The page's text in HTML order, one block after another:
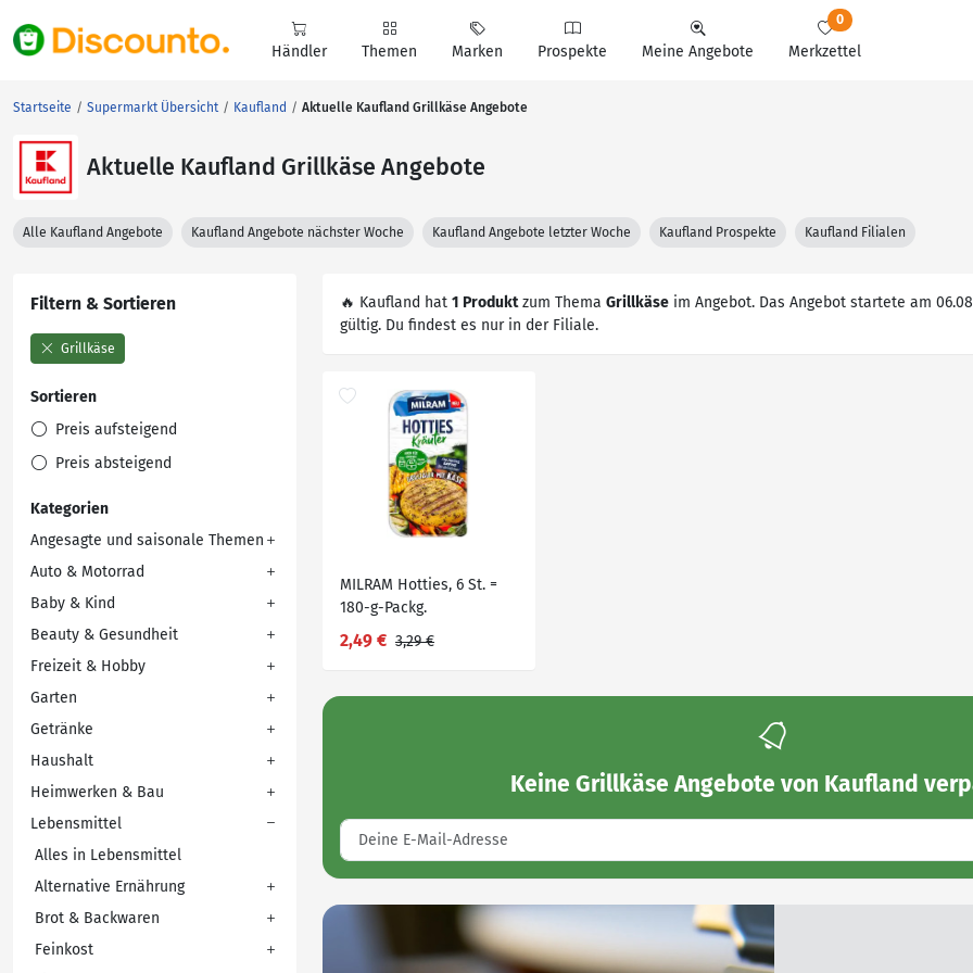
Händler Themen Marken Prospekte Meine Angebote Merkzettel
0
Startseite Supermarkt Übersicht Kaufland Aktuelle Kaufland Grillkäse Angebote
Aktuelle Kaufland Grillkäse Angebote
Alle Kaufland Angebote Kaufland Angebote nächster Woche Kaufland Angebote letzter Woche Kaufland Prospekte Kaufland Filialen
Filtern & Sortieren
Grillkäse
Sortieren
Preis aufsteigend
Preis absteigend
Kategorien
Angesagte und saisonale Themen
Auto & Motorrad
Baby & Kind
Beauty & Gesundheit
Freizeit & Hobby
Garten
Getränke
Haushalt
Heimwerken & Bau
Lebensmittel
Alles in Lebensmittel
Alternative Ernährung
Brot & Backwaren
Feinkost
🔥 Kaufland hat 1 Produktzum Thema Grillkäse im Angebot. Das Angebot startete am
gültig. Du findest es nur in der Filiale.
MILRAM Hotties, 6 St. =
180-g-Packg.
2,49 € 3,29 €
Keine Grillkäse Angebote von Kaufland